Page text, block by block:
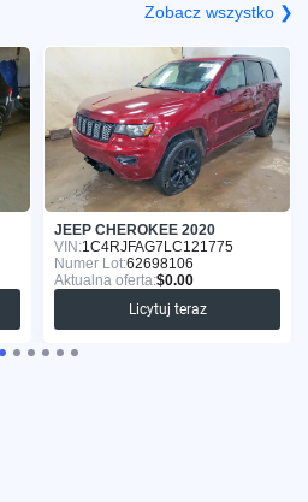
Zobacz wszystko ❯
JEEP CHEROKEE 2020
VIN:1C4RJFAG7LC121775
Numer Lot:62698106
Aktualna oferta:$0.00
Licytuj teraz